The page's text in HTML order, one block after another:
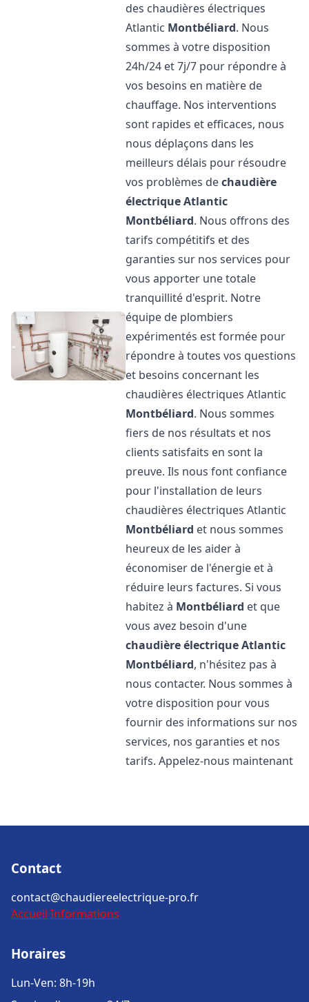
des chaudières électriques
Atlantic Montbéliard. Nous
sommes à votre disposition
24h/24 et 7j/7 pour répondre à
vos besoins en matière de
chauffage. Nos interventions
sont rapides et efficaces, nous
nous déplaçons dans les
meilleurs délais pour résoudre
vos problèmes dechaudière
électrique Atlantic
Montbéliard. Nous offrons des
tarifs compétitifs et des
garanties sur nos services pour
vous apporter une totale
tranquillité d'esprit. Notre
équipe de plombiers
expérimentés est formée pour
répondre à toutes vos questions
et besoins concernant les
chaudières électriques Atlantic
Montbéliard. Nous sommes
fiers de nos résultats et nos
clients satisfaits en sont la
preuve. Ils nous font confiance
pour l'installation de leurs
chaudières électriques Atlantic
Montbéliard et nous sommes
heureux de les aider à
économiser de l'énergie et à
réduire leurs factures. Si vous
habitez à Montbéliard et que
vous avez besoin d'une
chaudière électrique Atlantic
Montbéliard, n'hésitez pas à
nous contacter. Nous sommes à
votre disposition pour vous
fournir des informations sur nos
services, nos garanties et nos
tarifs. Appelez-nous maintenant
Contact
contact@chaudiereelectrique-pro.fr
Accueil Informations
Horaires
Lun-Ven: 8h-19h